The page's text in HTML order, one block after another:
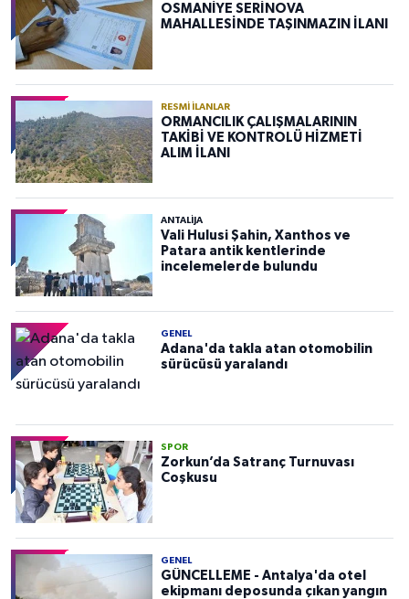
OSMANİYE SERİNOVA
MAHALLESİNDE TAŞINMAZIN İLANI
RESMI İLANLAR
ORMANCILIK ÇALIŞMALARININ
TAKİBİ VE KONTROLÜ HİZMETİ
ALIM İLANI
ANTALIJA
Vali Hulusi Şahin, Xanthos ve
Patara antik kentlerinde
incelemelerde bulundu
GENEL
Adana'da takla atan otomobilin
sürücüsü yaralandı
SPOR
Zorkun’da Satranç Turnuvası
Coşkusu
GENEL
GÜNCELLEME - Antalya'da otel
ekipmanı deposunda çıkan yangın